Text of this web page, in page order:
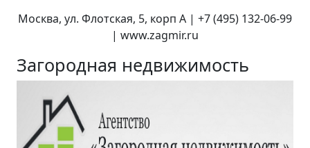
Москва, ул. Флотская, 5, корп А | +7 (495) 132-06-99
| www.zagmir.ru
Загородная недвижимость